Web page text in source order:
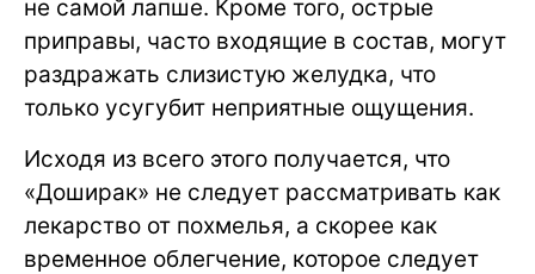
не самой лапше. Кроме того, острые
приправы, часто входящие в состав, могут
раздражать слизистую желудка, что
только усугубит неприятные ощущения.
Исходя из всего этого получается, что
«Доширак» не следует рассматривать как
лекарство от похмелья, а скорее как
временное облегчение, которое следует